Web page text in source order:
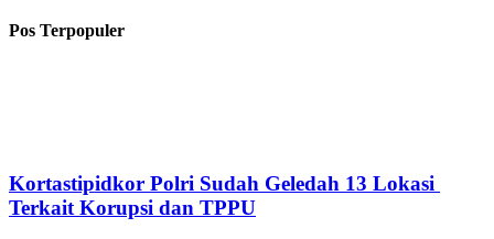
Pos Terpopuler
Kortastipidkor Polri Sudah Geledah 13 Lokasi
Terkait Korupsi dan TPPU